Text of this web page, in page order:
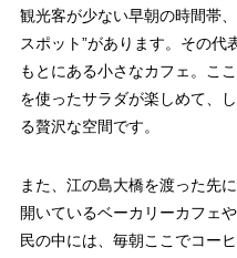
観光客が少ない早朝の時間帯
スポット”があります。その代
もとにある小さなカフェ。こ
を使ったサラダが楽しめて、
る贅沢な空間です。
また、江の島大橋を渡った先
開いているベーカリーカフェ
民の中には、毎朝ここでコー